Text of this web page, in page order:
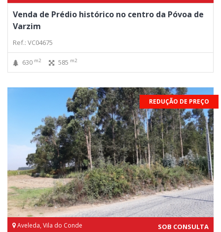
Venda de Prédio histórico no centro da Póvoa de
Varzim
Ref.: VC04675
630 m2 585 m2
REDUÇÃO DE PREÇO
Aveleda, Vila do Conde SOB CONSULTA